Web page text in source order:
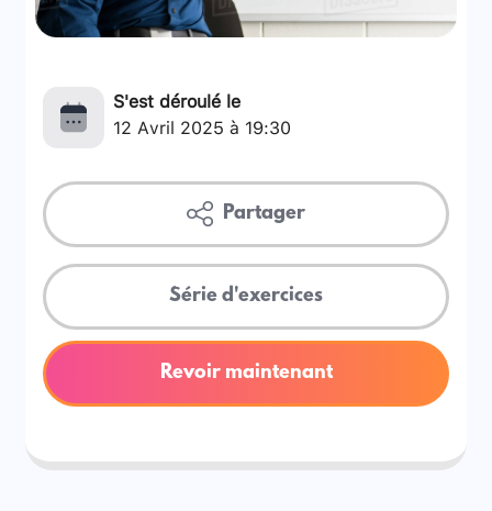
S'est déroulé le
12 Avril 2025 à 19:30
Partager
Série d'exercices
Revoir maintenant